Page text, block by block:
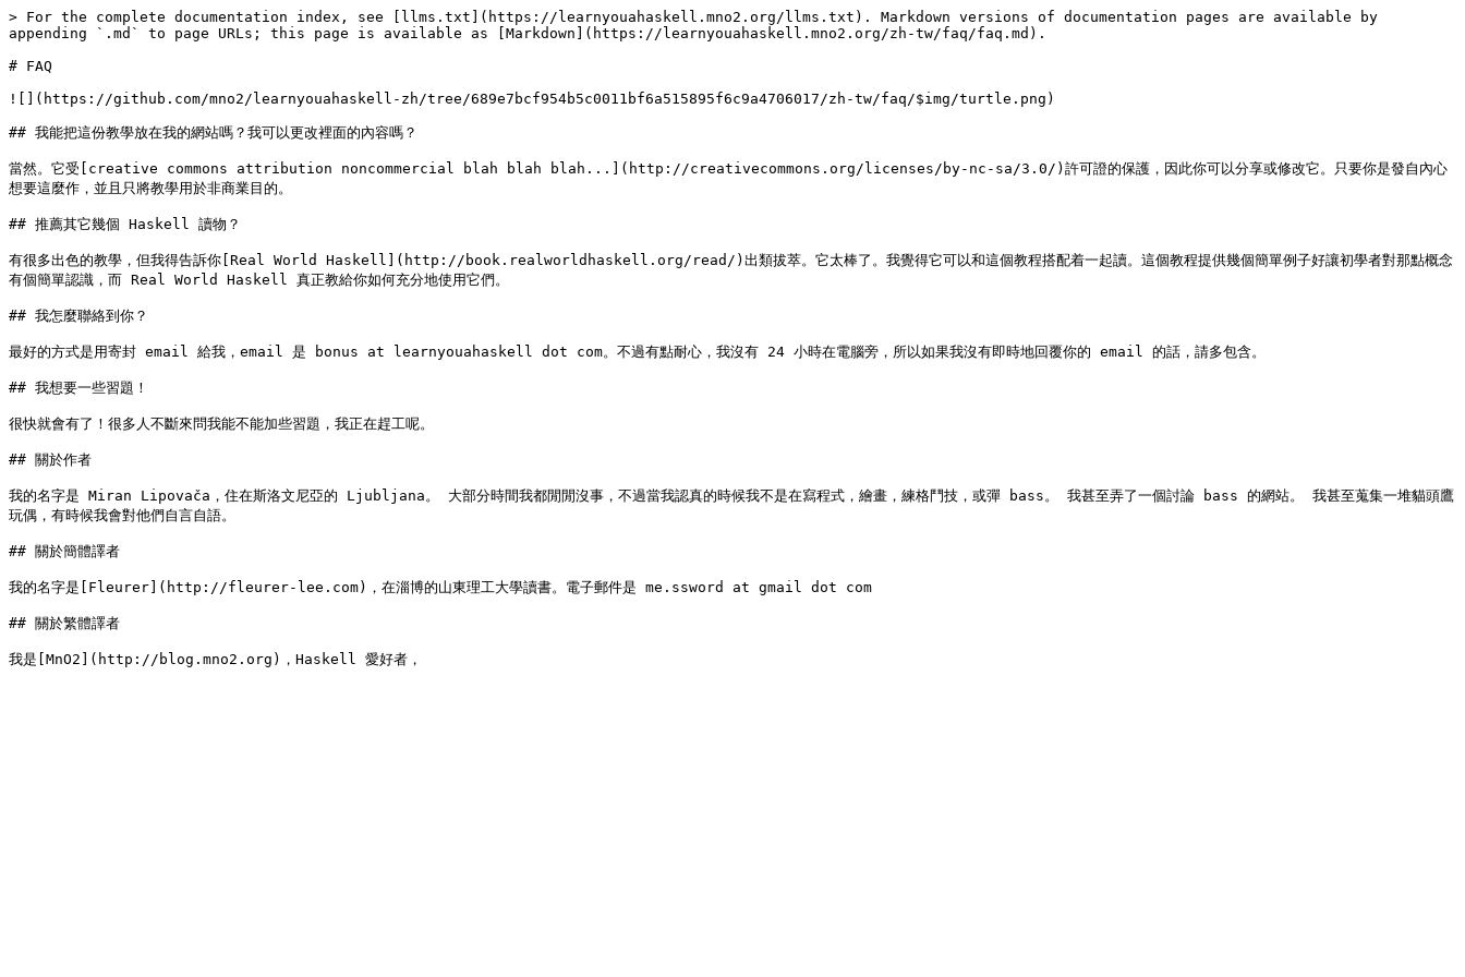
> For the complete documentation index, see [llms.txt](https://learnyouahaskell.mno2.org/llms.txt). Markdown versions of documentation pages are available by
appending `.md` to page URLs; this page is available as [Markdown](https://learnyouahaskell.mno2.org/zh-tw/faq/faq.md).
# FAQ
![](https://github.com/mno2/learnyouahaskell-zh/tree/689e7bcf954b5c0011bf6a515895f6c9a4706017/zh-tw/faq/$img/turtle.png)
## 我能把這份教學放在我的網站嗎？我可以更改裡面的內容嗎？
當然。它受[creative commons attribution noncommercial blah blah blah...](http://creativecommons.org/licenses/by-nc-sa/3.0/)許可證的保護，因此你可以分享或修改它。只要你是發自內心
想要這麼作，並且只將教學用於非商業目的。
## 推薦其它幾個 Haskell 讀物？
有很多出色的教學，但我得告訴你[Real World Haskell](http://book.realworldhaskell.org/read/)出類拔萃。它太棒了。我覺得它可以和這個教程搭配着一起讀。這個教程提供幾個簡單例子好讓初學者對那點概念
有個簡單認識，而 Real World Haskell 真正教給你如何充分地使用它們。
## 我怎麼聯絡到你？
最好的方式是用寄封 email 給我，email 是 bonus at learnyouahaskell dot com。不過有點耐心，我沒有 24 小時在電腦旁，所以如果我沒有即時地回覆你的 email 的話，請多包含。
## 我想要一些習題！
很快就會有了！很多人不斷來問我能不能加些習題，我正在趕工呢。
## 關於作者
我的名字是 Miran Lipovača，住在斯洛文尼亞的 Ljubljana。 大部分時間我都閒閒沒事，不過當我認真的時候我不是在寫程式，繪畫，練格鬥技，或彈 bass。 我甚至弄了一個討論 bass 的網站。 我甚至蒐集一堆貓頭鷹
玩偶，有時候我會對他們自言自語。
## 關於簡體譯者
我的名字是[Fleurer](http://fleurer-lee.com)，在淄博的山東理工大學讀書。電子郵件是 me.ssword at gmail dot com
## 關於繁體譯者